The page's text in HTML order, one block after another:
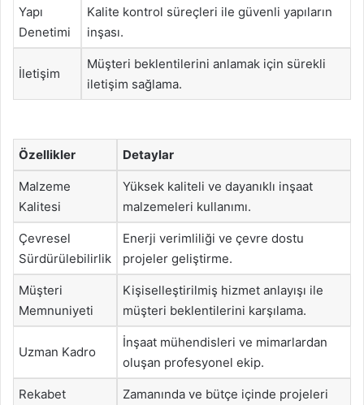
Yapı
Denetimi
Kalite kontrol süreçleri ile güvenli yapıların
inşası.
İletişim
Müşteri beklentilerini anlamak için sürekli
iletişim sağlama.
Özellikler Detaylar
Malzeme
Kalitesi
Yüksek kaliteli ve dayanıklı inşaat
malzemeleri kullanımı.
Çevresel
Sürdürülebilirlik
Enerji verimliliği ve çevre dostu
projeler geliştirme.
Müşteri
Memnuniyeti
Kişiselleştirilmiş hizmet anlayışı ile
müşteri beklentilerini karşılama.
Uzman Kadro
İnşaat mühendisleri ve mimarlardan
oluşan profesyonel ekip.
Rekabet
Zamanında ve bütçe içinde projeleri